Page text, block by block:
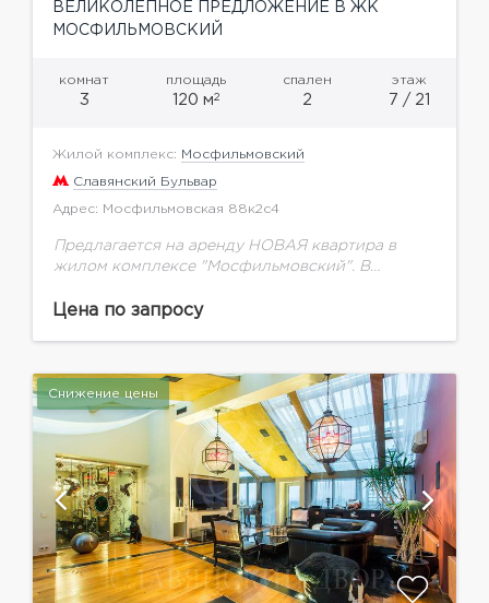
ВЕЛИКОЛЕПНОЕ ПРЕДЛОЖЕНИЕ В ЖК
МОСФИЛЬМОВСКИЙ
комнат
3
площадь
120 м2
спален
2
этаж
7 / 21
Жилой комплекс: Мосфильмовский
Славянский Бульвар
Адрес: Мосфильмовская 88к2с4
Предлагается на аренду НОВАЯ квартира в
жилом комплексе "Мосфильмовский". В
современном стиле по индивидуальному
Цена по запросу
Снижение цены